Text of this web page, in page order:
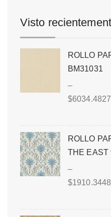
Visto
ROLLO
BM31031
–
$
ROLLO
THE EAST
–
$